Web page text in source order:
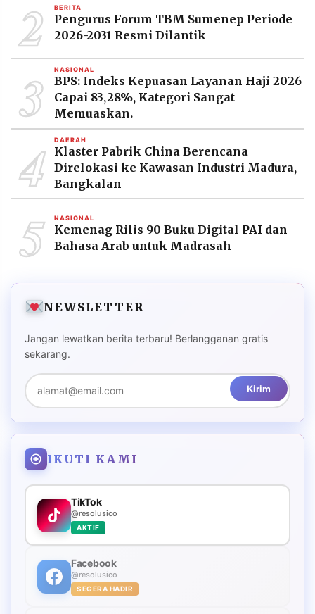
PT.
RESOLUSI
MEDIA
PRAMUDITA
2 BERITA
Pengurus Forum TBM Sumenep Periode
2026-2031 Resmi Dilantik
3 NASIONAL
BPS: Indeks Kepuasan Layanan Haji 2026
Capai 83,28%, Kategori Sangat
Memuaskan.
4 DAERAH
Klaster Pabrik China Berencana
Direlokasi ke Kawasan Industri Madura,
Bangkalan
5 NASIONAL
Kemenag Rilis 90 Buku Digital PAI dan
Bahasa Arab untuk Madrasah
NEWSLETTER
Jangan lewatkan berita terbaru! Berlangganan gratis
sekarang.
Kirim
IKUTI KAMI
TikTok
@resolusico
AKTIF
Facebook
@resolusico
SEGERA HADIR